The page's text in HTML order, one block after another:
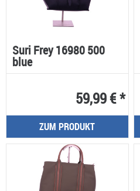
Suri Frey 16980 500
blue
59,99 € *
ZUM PRODUKT